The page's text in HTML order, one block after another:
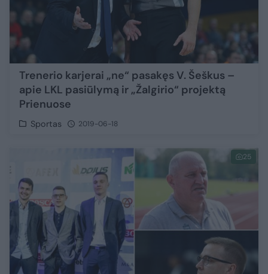
Trenerio karjerai „ne“ pasakęs V. Šeškus –
apie LKL pasiūlymą ir „Žalgirio“ projektą
Prienuose
Sportas 2019-06-18
25